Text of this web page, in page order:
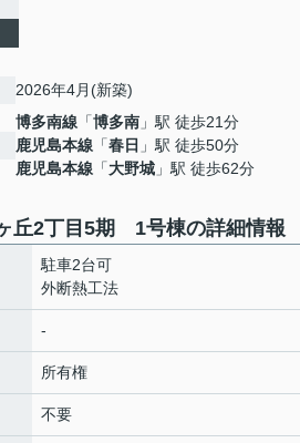
2026年4月(新築)
博多南線 「博多南 」駅 徒歩21分
鹿児島本線 「春日 」駅 徒歩50分
鹿児島本線 「大野城 」駅 徒歩62分
丘2丁目5期 1号棟の詳細情報
駐車2台可
外断熱工法
-
所有権
不要